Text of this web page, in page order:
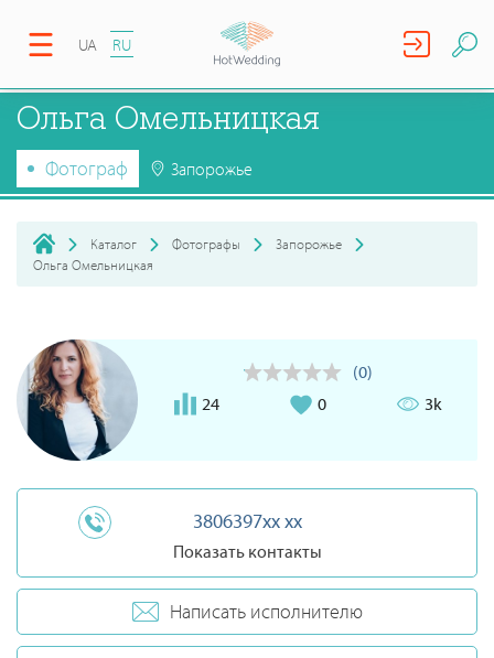
UA RU
Ольга Омельницкая
Фотограф Запорожье
Каталог Фотографы
Запорожье
Ольга Омельницкая
(0)
24
0 3k
3806397xx xx
Показать контакты
Написать исполнителю